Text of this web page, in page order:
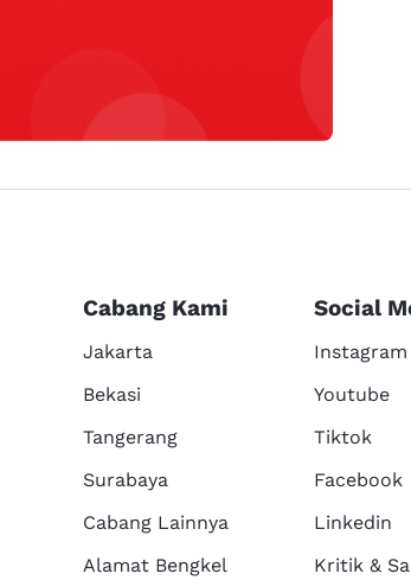
Cabang Kami
Jakarta
Bekasi
Tangerang
Surabaya
Cabang Lainnya
Alamat Bengkel
Social
Instagram
Youtube
Tiktok
Facebook
Linkedin
Kritik &